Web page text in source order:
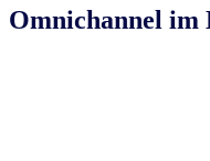
Omnichannel im